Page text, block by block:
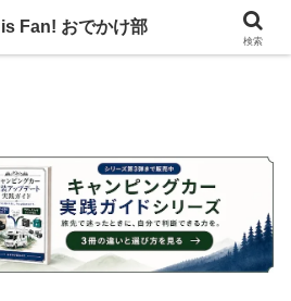
の3分の1を北海道でのんびりバンライフ♪
検索